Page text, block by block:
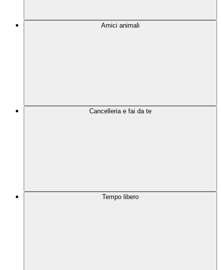
Amici animali
Cancelleria e fai da te
Tempo libero